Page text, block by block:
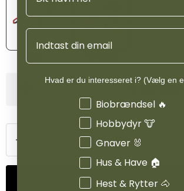
Tilføj til kurv
Email
Hvad er du interesseret i? (Vælg en
Interesser
Biobrændsel 🔥
Hobbydyr 🐮
Gnaver 🐰
Hus & Have 🏠
Hest & Rytter 🐴